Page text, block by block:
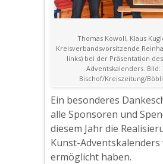
Thomas Kowoll, Klaus
Kreisverbandsvorsitzende
links) bei der Präsentation
Adventskalenders. Bild:
Bischof/Kreiszeitung/
Ein besonderes
alle Sponsoren und
diesem Jahr die
Kunst-Adventskalenders
ermöglicht haben.